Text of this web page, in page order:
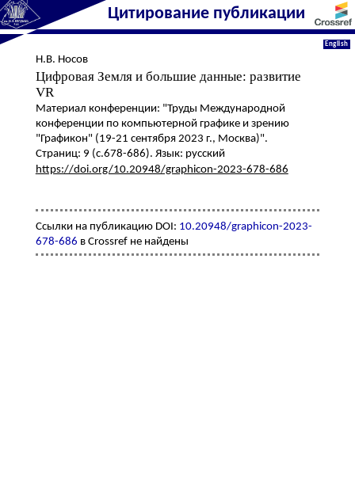
Цитирование публикации
English
Н.В. Носов
Цифровая Земля и большие данные: развитие
VR
Материал конференции: "Труды Международной
конференции по компьютерной графике и зрению
"Графикон" (19-21 сентября 2023 г., Москва)".
Страниц: 9 (с.678-686). Язык: русский
https://doi.org/10.20948/graphicon-2023-678-686
Ссылки на публикацию DOI: 10.20948/graphicon-2023-
678-686 в Crossref не найдены